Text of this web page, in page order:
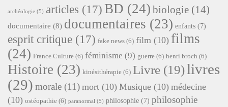
archéologie (5) articles (17) BD (24) biologie (14)
documentaire (8) documentaires (23) enfants (7)
esprit critique (17) fake news (6) film (10) films
(24) France Culture (6) féminisme (9) guerre (6) henri broch (6)
Histoire (23) kinésithérapie (6) Livre (19)livres
(29) morale (11) mort (10) Musique (10) médecine
(10) ostéopathie (6) paranormal (5) philosophie (7) philosophie